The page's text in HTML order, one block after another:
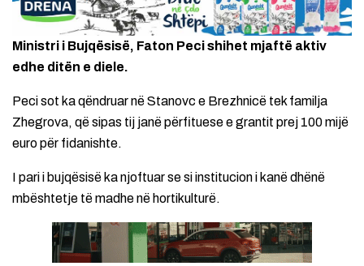
Ministri i Bujqësisë, Faton Peci shihet mjaftë aktiv
edhe ditën e diele.
Peci sot ka qëndruar në Stanovc e Brezhnicë tek familja
Zhegrova, që sipas tij janë përfituese e grantit prej 100 mijë
euro për fidanishte.
I pari i bujqësisë ka njoftuar se si institucion i kanë dhënë
mbështetje të madhe në hortikulturë.